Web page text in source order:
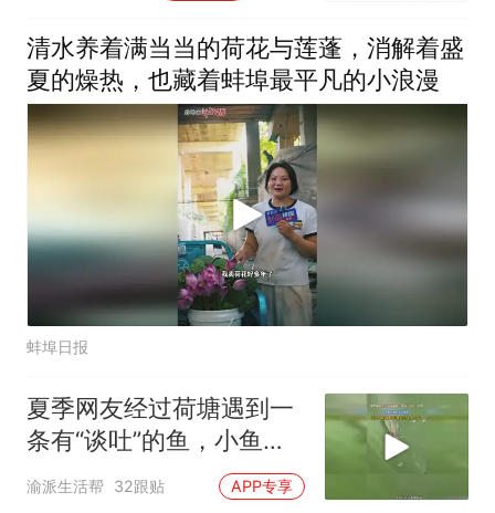
清水养着满当当的荷花与莲蓬，消解着盛
夏的燥热，也藏着蚌埠最平凡的小浪漫
蚌埠日报
夏季网友经过荷塘遇到一
条有“谈吐”的鱼，小鱼在
荷叶上吐泡泡
渝派生活帮 32跟贴 APP专享